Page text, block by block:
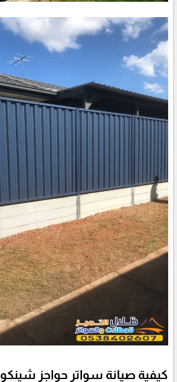
كيفية صيانة سواتر حواجز شينكو